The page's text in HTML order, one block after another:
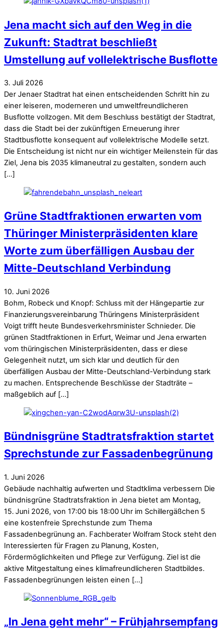
Jena macht sich auf den Weg in die
Zukunft: Stadtrat beschließt
Umstellung auf vollelektrische Busflotte
3. Juli 2026
Der Jenaer Stadtrat hat einen entscheidenden Schritt hin zu
einer leiseren, moderneren und umweltfreundlicheren
Busflotte vollzogen. Mit dem Beschluss bestätigt der Stadtrat,
dass die Stadt bei der zukünftigen Erneuerung ihrer
Stadtbusflotte konsequent auf vollelektrische Modelle setzt.
Die Entscheidung ist nicht nur ein wichtiger Meilenstein für das
Ziel, Jena bis 2035 klimaneutral zu gestalten, sondern auch
[…]
Grüne Stadtfraktionen erwarten vom
Thüringer Ministerpräsidenten klare
Worte zum überfälligen Ausbau der
Mitte-Deutschland Verbindung
10. Juni 2026
Bohm, Robeck und Knopf: Schluss mit der Hängepartie zur
Finanzierungsvereinbarung Thüringens Ministerpräsident
Voigt trifft heute Bundesverkehrsminister Schnieder. Die
grünen Stadtfraktionen in Erfurt, Weimar und Jena erwarten
vom thüringischen Ministerpräsidenten, dass er diese
Gelegenheit nutzt, um sich klar und deutlich für den
überfälligen Ausbau der Mitte-Deutschland-Verbindung stark
zu machen. Entsprechende Beschlüsse der Stadträte –
maßgeblich auf […]
Bündnisgrüne Stadtratsfraktion startet
Sprechstunde zur Fassadenbegrünung
1. Juni 2026
Gebäude nachhaltig aufwerten und Stadtklima verbessern Die
bündnisgrüne Stadtratsfraktion in Jena bietet am Montag,
15. Juni 2026, von 17:00 bis 18:00 Uhr im Schillergäßchen 5
eine kostenfreie Sprechstunde zum Thema
Fassadenbegrünung an. Fachberater Wolfram Stock steht den
Interessierten für Fragen zu Planung, Kosten,
Fördermöglichkeiten und Pflege zur Verfügung. Ziel ist die
aktive Mitgestaltung eines klimafreundlicheren Stadtbildes.
Fassadenbegrünungen leisten einen […]
„In Jena geht mehr“ – Frühjahrsempfang